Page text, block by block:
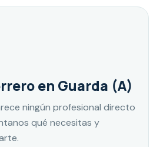
en Guarda (A)
ningún profesional directo
qué necesitas y